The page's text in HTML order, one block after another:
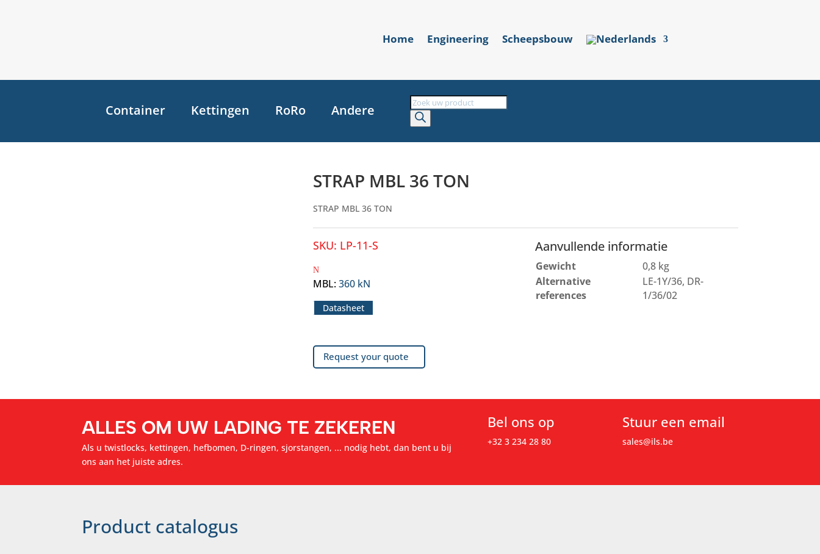
Home Engineering Scheepsbouw
Container Kettingen RoRo Andere
Producten
zoeken
STRAP MBL 36 TON
STRAP MBL 36 TON
SKU: LP-11-S
MBL:360 kN
Datasheet
Request your quote
Aanvullende informatie
Gewicht
0,8 kg
Alternative
references
LE-1Y/36, DR-
1/36/02
ALLES OM UW LADING TE ZEKEREN
Als u twistlocks, kettingen, hefbomen, D-ringen, sjorstangen, ... nodig hebt, dan bent u bij
ons aan het juiste adres.
Bel ons op
+32 3 234 28 80
Stuur een email
sales@ils.be
Product catalogus